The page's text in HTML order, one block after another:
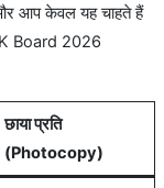
आप केवल यह चाहते हैं
Board 2026
छाया प्रति
(Photocopy)